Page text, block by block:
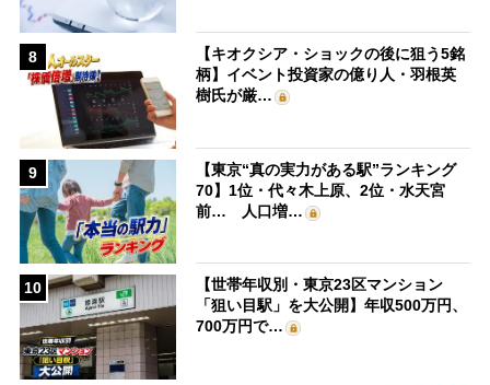
8
【キオクシア・ショックの後に狙う5銘
柄】イベント投資家の億り人・羽根英
樹氏が厳…
9
【東京“真の実力がある駅”ランキング
70】1位・代々木上原、2位・水天宮
前… 人口増…
10
【世帯年収別・東京23区マンション
「狙い目駅」を大公開】年収500万円、
700万円で…